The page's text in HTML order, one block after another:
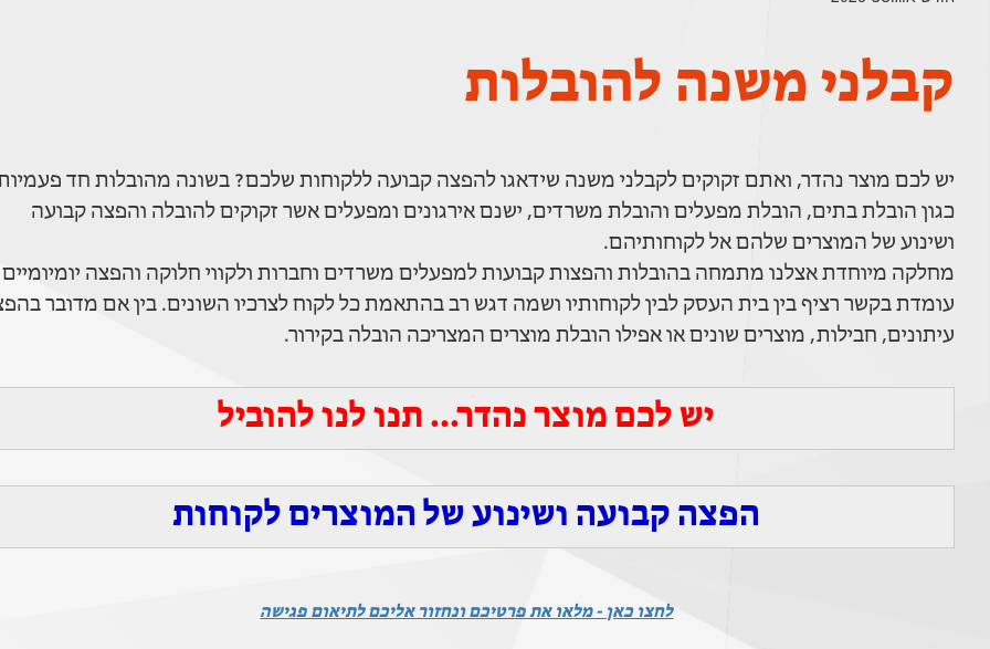
קבלני משנה להובלות
יש לכם מוצר נהדר, ואתם זקוקים לקבלני משנה שידאגו להפצה קבועה ללקוחות שלכם? בשונה מהובלות חד
כגון הובלת בתים, הובלת מפעלים והובלת משרדים, ישנם אירגונים ומפעלים אשר זקוקים להובלה והפצה קבועה
ושינוע של המוצרים שלהם אל לקוחותיהם.
מחלקה מיוחדת אצלנו מתמחה בהובלות והפצות קבועות למפעלים משרדים וחברות ולקווי חלוקה והפצה יומיומיים
עומדת בקשר רציף בין בית העסק לבין לקוחותיו ושמה דגש רב בהתאמת כל לקוח לצרכיו השונים. בין אם מדובר
עיתונים, חבילות, מוצרים שונים או אפילו הובלת מוצרים המצריכה הובלה בקירור.
יש לכם מוצר נהדר... תנו לנו להוביל
הפצה קבועה ושינוע של המוצרים לקוחות
לחצו כאן - מלאו את פרטיכם ונחזור אליכם לתיאום פגישה